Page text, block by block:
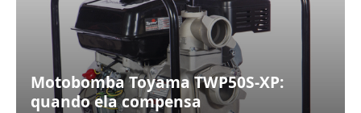
Motobomba Toyama TWP50S-XP:
quando ela compensa